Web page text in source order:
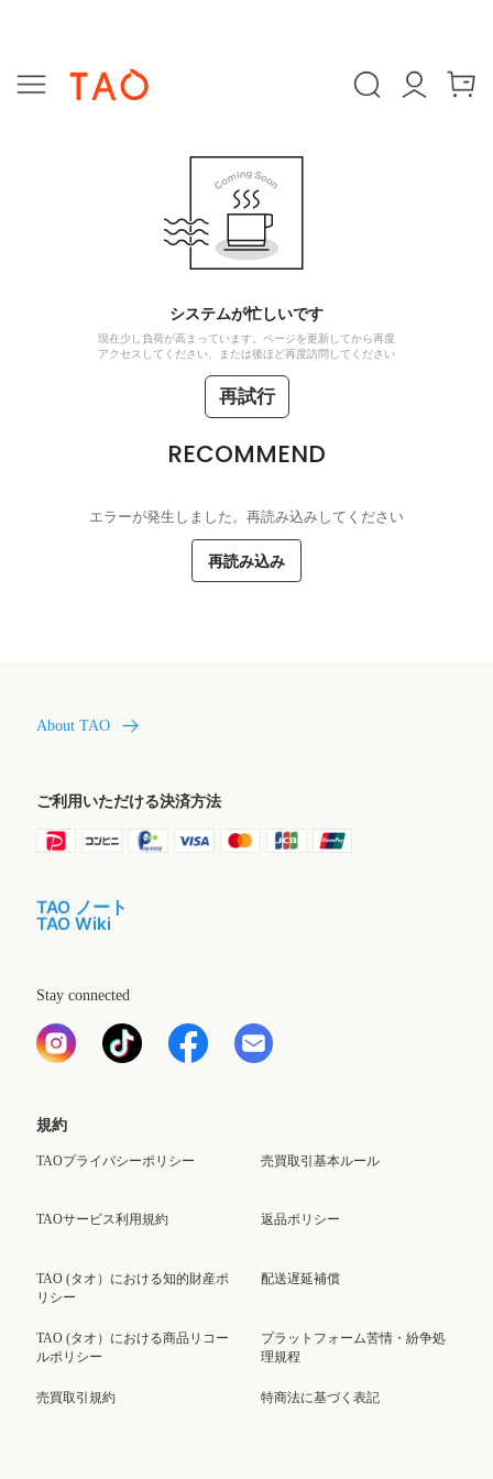
システムが忙しいです
現在少し負荷が高まっています。ページを更新してから再度
アクセスしてください、または後ほど再度訪問してください
再試行
RECOMMEND
エラーが発生しました。再読み込みしてください
再読み込み
About TAO
ご利用いただける決済方法
TAO ノート
TAO Wiki
Stay connected
規約
TAOプライバシーポリシー
TAOサービス利用規約
TAO (タオ）における知的財産ポ
リシー
TAO (タオ）における商品リコー
ルポリシー
売買取引規約
売買取引基本ルール
返品ポリシー
配送遅延補償
プラットフォーム苦情・紛争処
理規程
特商法に基づく表記